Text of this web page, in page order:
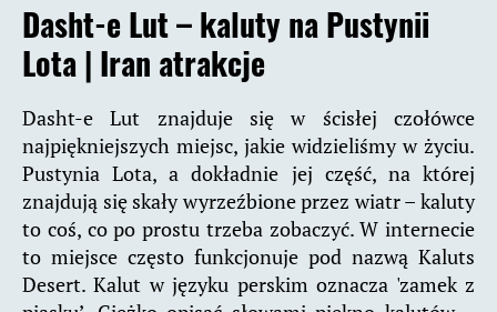
Dasht-e Lut – kaluty na Pustynii
Lota | Iran atrakcje
Dasht-e Lut znajduje się w ścisłej czołówce
najpiękniejszych miejsc, jakie widzieliśmy w życiu.
Pustynia Lota, a dokładnie jej część, na której
znajdują się skały wyrzeźbione przez wiatr – kaluty
to coś, co po prostu trzeba zobaczyć. W internecie
to miejsce często funkcjonuje pod nazwą Kaluts
Desert. Kalut w języku perskim oznacza 'zamek z